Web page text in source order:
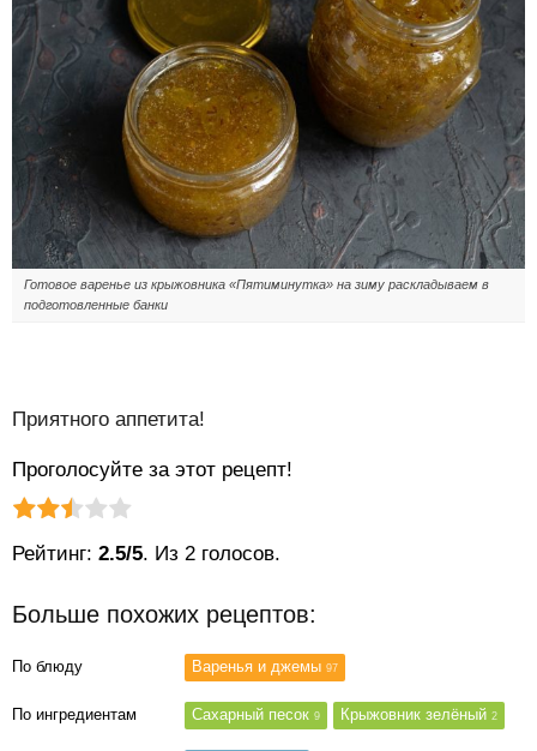
Готовое варенье из крыжовника «Пятиминутка» на зиму раскладываем в
подготовленные банки
Приятного аппетита!
Проголосуйте за этот рецепт!
Рейтинг статьи:
Рейтинг: 2.5/5. Из 2 голосов.
Больше похожих рецептов:
По блюду Варенья и джемы 97
По ингредиентам Сахарный песок 9 Крыжовник зелёный 2